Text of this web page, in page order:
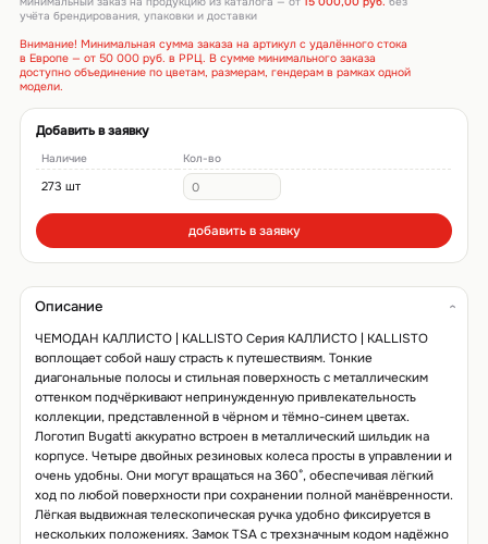
учёта брендирования, упаковки и доставки
Внимание! Минимальная сумма заказа на артикул с удалённого стока
в Европе — от 50 000 руб. в РРЦ. В сумме минимального заказа
доступно объединение по цветам, размерам, гендерам в рамках одной
модели.
Добавить в заявку
Наличие Кол-во
273 шт
добавить в заявку
Описание
ЧЕМОДАН КАЛЛИСТО | KALLISTO Серия КАЛЛИСТО | KALLISTO
воплощает собой нашу страсть к путешествиям. Тонкие
диагональные полосы и стильная поверхность с металлическим
оттенком подчёркивают непринужденную привлекательность
коллекции, представленной в чёрном и тёмно-синем цветах.
Логотип Bugatti аккуратно встроен в металлический шильдик на
корпусе. Четыре двойных резиновых колеса просты в управлении и
очень удобны. Они могут вращаться на 360°, обеспечивая лёгкий
ход по любой поверхности при сохранении полной манёвренности.
Лёгкая выдвижная телескопическая ручка удобно фиксируется в
нескольких положениях. Замок TSA с трехзначным кодом надёжно